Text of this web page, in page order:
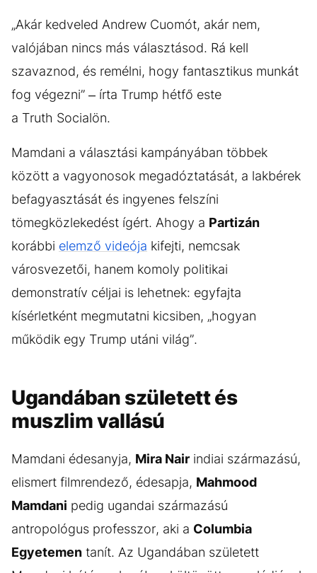
„Akár kedveled Andrew Cuomót, akár nem,
valójában nincs más választásod. Rá kell
szavaznod, és remélni, hogy fantasztikus munkát
fog végezni” – írta Trump hétfő este
a Truth Socialön.
Mamdani a választási kampányában többek
között a vagyonosok megadóztatását, a lakbérek
befagyasztását és ingyenes felszíni
tömegközlekedést ígért. Ahogy a Partizán
korábbi elemző videója kifejti, nemcsak
városvezetői, hanem komoly politikai
demonstratív céljai is lehetnek: egyfajta
kísérletként megmutatni kicsiben, „hogyan
működik egy Trump utáni világ”.
Ugandában született és
muszlim vallású
Mamdani édesanyja, Mira Nair indiai származású,
elismert filmrendező, édesapja, Mahmood
Mamdani pedig ugandai származású
antropológus professzor, aki a Columbia
Egyetemen tanít. Az Ugandában született